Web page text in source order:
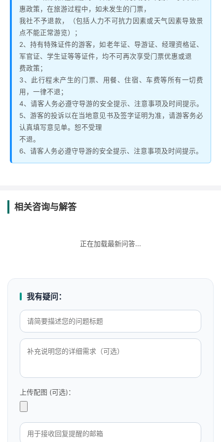
惠政策，在旅游过程中，如未发生的门票，
我社不予退款，（包括人力不可抗力因素或天气因素导致景
点不能正常游览）；
2、持有特殊证件的游客，如老年证、导游证、经理资格证、
军官证、学生证等等证件，均不可再次享受门票优惠或退
费政策；
3、此行程未产生的门票、用餐、住宿、车费等所有一切费
用，一律不退；
4、请客人务必遵守导游的安全提示、注意事项及时间提示。
5、游客的投诉以在当地意见书及签字证明为准，请游客务必
认真填写意见单。恕不受理
不退。
6、请客人务必遵守导游的安全提示、注意事项及时间提示。
相关咨询与解答
正在加载最新问答...
我有疑问：
上传配图 (可选)：